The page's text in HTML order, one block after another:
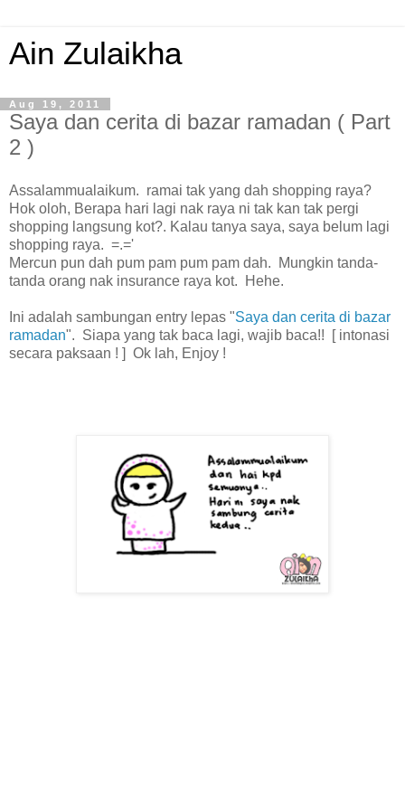
Ain Zulaikha
Aug 19, 2011
Saya dan cerita di bazar ramadan ( Part
2 )
Assalammualaikum. ramai tak yang dah shopping raya?
Hok oloh, Berapa hari lagi nak raya ni tak kan tak pergi
shopping langsung kot?. Kalau tanya saya, saya belum lagi
shopping raya. =.='
Mercun pun dah pum pam pum pam dah. Mungkin tanda-
tanda orang nak insurance raya kot. Hehe.
Ini adalah sambungan entry lepas "Saya dan cerita di bazar
ramadan". Siapa yang tak baca lagi, wajib baca!! [ intonasi
secara paksaan ! ] Ok lah, Enjoy !